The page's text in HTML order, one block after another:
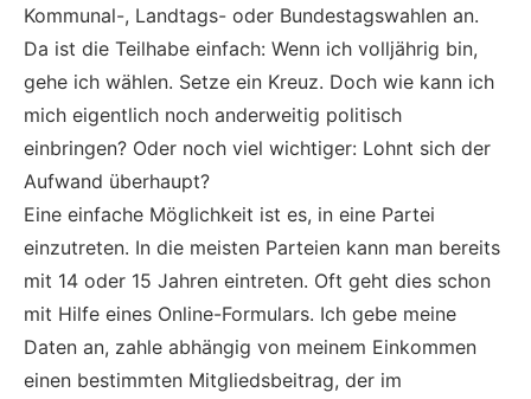
Kommunal-, Landtags- oder Bundestagswahlen an.
Da ist die Teilhabe einfach: Wenn ich volljährig bin,
gehe ich wählen. Setze ein Kreuz. Doch wie kann ich
mich eigentlich noch anderweitig politisch
einbringen? Oder noch viel wichtiger: Lohnt sich der
Aufwand überhaupt?
Eine einfache Möglichkeit ist es, in eine Partei
einzutreten. In die meisten Parteien kann man bereits
mit 14 oder 15 Jahren eintreten. Oft geht dies schon
mit Hilfe eines Online-Formulars. Ich gebe meine
Daten an, zahle abhängig von meinem Einkommen
einen bestimmten Mitgliedsbeitrag, der im